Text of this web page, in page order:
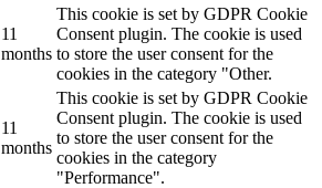
11
months
This cookie is set by GDPR Cookie
Consent plugin. The cookie is used
to store the user consent for the
cookies in the category "Other.
11
months
This cookie is set by GDPR Cookie
Consent plugin. The cookie is used
to store the user consent for the
cookies in the category
"Performance".